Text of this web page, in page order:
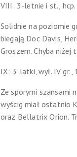
VIII: 3-letnie i st.,
Solidnie na poziomie
biegają Doc Davis,
Groszem. Chyba niżej
IX: 3-latki, wył. IV gr.,
Ze sporymi szansami
wyścig miał ostatnio
oraz Bellatrix Orion.